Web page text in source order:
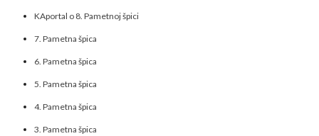
KAportal o 8. Pametnoj špici
7. Pametna špica
6. Pametna špica
5. Pametna špica
4. Pametna špica
3. Pametna špica